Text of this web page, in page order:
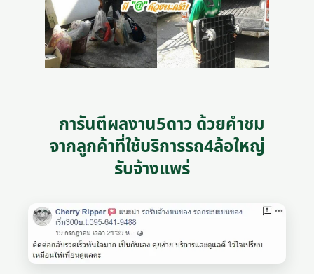
การันตีผลงาน5ดาว ด้วยคำชม
จากลูกค้าที่ใช้บริการรถ4ล้อใหญ่
รับจ้างแพร่